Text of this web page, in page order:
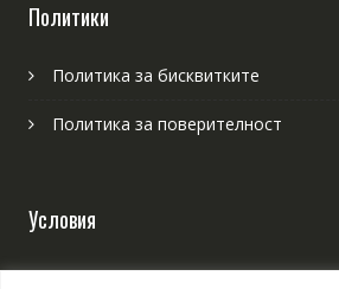
Политики
Политика за бисквитките
Политика за поверителност
Условия